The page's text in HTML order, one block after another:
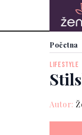
Početna
LIFESTYLE
Autor: